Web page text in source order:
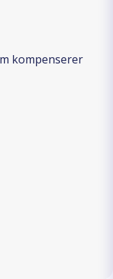
kompenserer